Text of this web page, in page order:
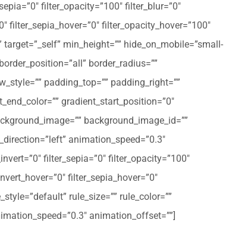
filter_opacity=”100″ filter_blur=”0″
filter_sepia_hover=”0″ filter_opacity_hover=”100″
min_height=”” hide_on_mobile=”small-
border_radius=””
padding_top=”” padding_right=””
gradient_start_position=”0″
background_image_id=””
animation_speed=”0.3″
filter_sepia=”0″ filter_opacity=”100″
filter_sepia_hover=”0″
rule_size=”” rule_color=””
animation_offset=””]